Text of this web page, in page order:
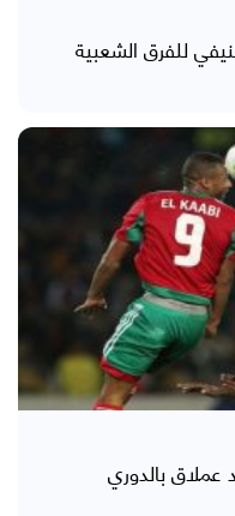
للفرق الشعبية
عملاق بالدوري